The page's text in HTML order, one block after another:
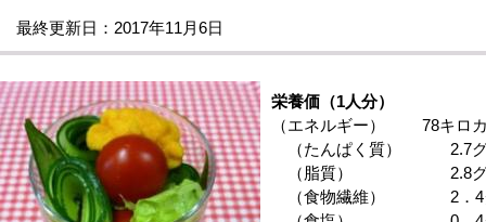
最終更新日：2017年11月6日
栄養価（1人分）
（エネルギー） 78キロ
（たんぱく質） 2.7グ
（脂質） 2.8グ
（食物繊維） 2．4